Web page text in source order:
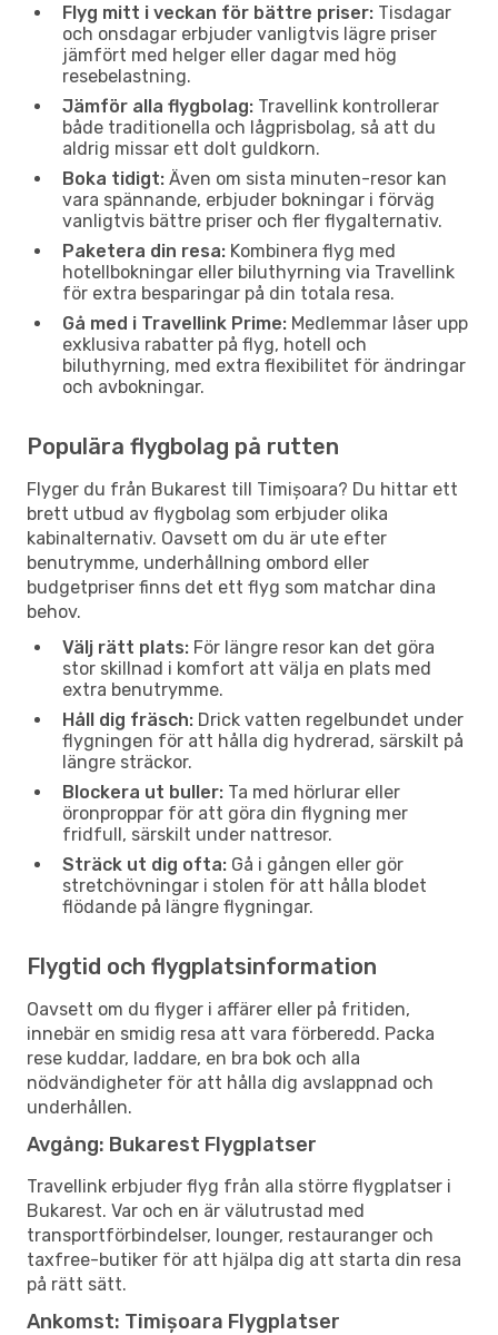
Flyg mitt i veckan för bättre priser: Tisdagar
och onsdagar erbjuder vanligtvis lägre priser
jämfört med helger eller dagar med hög
resebelastning.
Jämför alla flygbolag: Travellink kontrollerar
både traditionella och lågprisbolag, så att du
aldrig missar ett dolt guldkorn.
Boka tidigt: Även om sista minuten-resor kan
vara spännande, erbjuder bokningar i förväg
vanligtvis bättre priser och fler flygalternativ.
Paketera din resa: Kombinera flyg med
hotellbokningar eller biluthyrning via Travellink
för extra besparingar på din totala resa.
Gå med i Travellink Prime: Medlemmar låser upp
exklusiva rabatter på flyg, hotell och
biluthyrning, med extra flexibilitet för ändringar
och avbokningar.
Populära flygbolag på rutten
Flyger du från Bukarest till Timișoara? Du hittar ett
brett utbud av flygbolag som erbjuder olika
kabinalternativ. Oavsett om du är ute efter
benutrymme, underhållning ombord eller
budgetpriser finns det ett flyg som matchar dina
behov.
Välj rätt plats: För längre resor kan det göra
stor skillnad i komfort att välja en plats med
extra benutrymme.
Håll dig fräsch: Drick vatten regelbundet under
flygningen för att hålla dig hydrerad, särskilt på
längre sträckor.
Blockera ut buller: Ta med hörlurar eller
öronproppar för att göra din flygning mer
fridfull, särskilt under nattresor.
Sträck ut dig ofta: Gå i gången eller gör
stretchövningar i stolen för att hålla blodet
flödande på längre flygningar.
Flygtid och flygplatsinformation
Oavsett om du flyger i affärer eller på fritiden,
innebär en smidig resa att vara förberedd. Packa
rese kuddar, laddare, en bra bok och alla
nödvändigheter för att hålla dig avslappnad och
underhållen.
Avgång: Bukarest Flygplatser
Travellink erbjuder flyg från alla större flygplatser i
Bukarest. Var och en är välutrustad med
transportförbindelser, lounger, restauranger och
taxfree-butiker för att hjälpa dig att starta din resa
på rätt sätt.
Ankomst: Timișoara Flygplatser